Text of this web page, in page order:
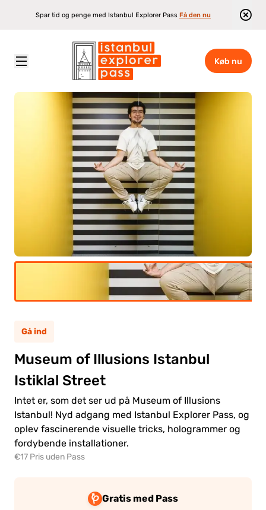
Spar tid og penge med Istanbul Explorer Pass Få den nu
Køb nu
Istanbul Explorer Pass Attraktioner \ Museum Of Illusions Istanbul Istiklal Street
Gå ind
Museum of Illusions Istanbul
Istiklal Street
Intet er, som det ser ud på Museum of Illusions
Istanbul! Nyd adgang med Istanbul Explorer Pass, og
oplev fascinerende visuelle tricks, hologrammer og
fordybende installationer.
€17 Pris uden Pass
Gratis med Pass
0.00€
0.00€